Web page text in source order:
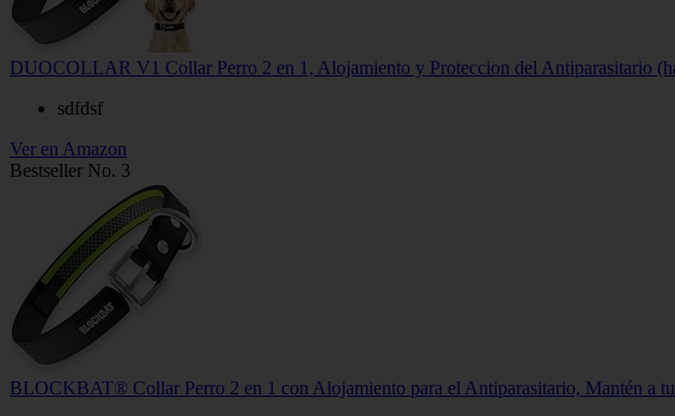
DUOCOLLAR V1 Collar Perro 2 en 1, Alojamiento y Proteccion del Antiparasitario
sdfdsf
Ver en Amazon
Bestseller No. 3
BLOCKBAT® Collar Perro 2 en 1 con Alojamiento para el Antiparasitario, Mantén a